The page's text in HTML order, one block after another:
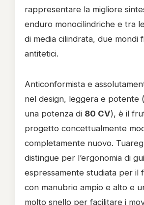
rappresentare la migliore
enduro monocilindriche e tra
di media cilindrata, due mondi
antitetici.
Anticonformista e
nel design, leggera e potente (
una potenza di 80 CV), è il
progetto concettualmente
completamente nuovo.
distingue per l’ergonomia di
espressamente studiata per il
con manubrio ampio e alto e
molto snello per facilitare i